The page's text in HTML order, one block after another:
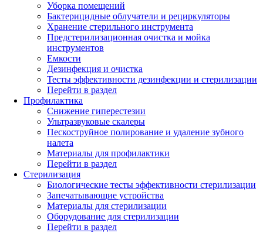
Уборка помещений
Бактерицидные облучатели и рециркуляторы
Хранение стерильного инструмента
Предстерилизационная очистка и мойка
инструментов
Емкости
Дезинфекция и очистка
Тесты эффективности дезинфекции и стерилизации
Перейти в раздел
Профилактика
Снижение гиперестезии
Ультразвуковые скалеры
Пескоструйное полирование и удаление зубного
налета
Материалы для профилактики
Перейти в раздел
Стерилизация
Биологические тесты эффективности стерилизации
Запечатывающие устройства
Материалы для стерилизации
Оборудование для стерилизации
Перейти в раздел